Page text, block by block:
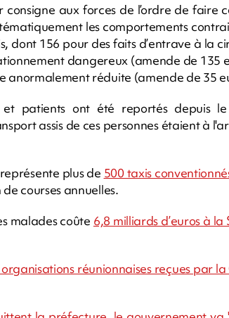
aux forces de l’ordre de faire
les comportements
dont 156 pour des faits d’entrave à la
dangereux (amende de 135
anormalement réduite (amende de 35
et patients ont été reportés depuis
assis de ces personnes étaient à
plus de 500 taxis
courses annuelles.
malades coûte 6,8 milliards d’euros à la
réunionnaises reçues par la